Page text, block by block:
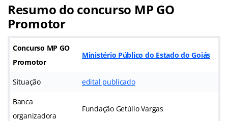
Resumo do concurso MP GO
Promotor
Concurso MP GO
Promotor
Ministério Público do Estado do Goiás
Situação edital publicado
Banca
organizadora
Fundação Getúlio Vargas